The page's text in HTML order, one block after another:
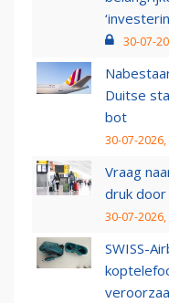
30-07-
Duitse
bot
30-07-2026,
Vraag
druk
30-07-2026,
SWISS-